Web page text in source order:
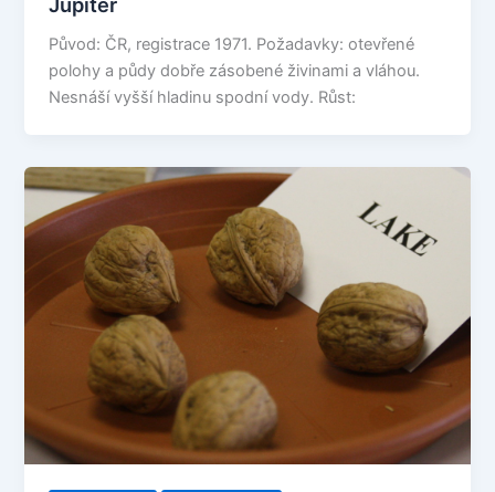
Jupiter
Původ: ČR, registrace 1971. Požadavky: otevřené
polohy a půdy dobře zásobené živinami a vláhou.
Nesnáší vyšší hladinu spodní vody. Růst: